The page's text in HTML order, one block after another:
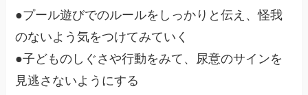
●プール遊びでのルールをしっかりと伝え、怪我
のないよう気をつけてみていく
●子どものしぐさや行動をみて、尿意のサインを
見逃さないようにする